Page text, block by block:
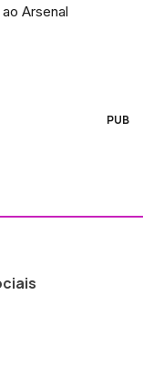
Arsenal
PUB
ao